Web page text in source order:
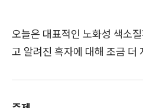
오늘은 대표적인 노화성 색소
고 알려진 흑자에 대해 조금 더